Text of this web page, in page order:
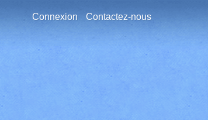
Contactez-nous
Connexion